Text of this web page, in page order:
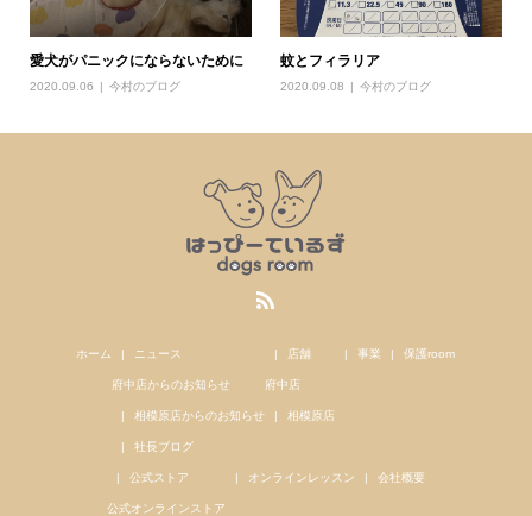
愛犬がパニックにならないために
2020.09.06 今村のブログ
蚊とフィラリア
2020.09.08 今村のブログ
ホーム ニュース
府中店からのお知らせ
相模原店からのお知らせ
社長ブログ
店舗
府中店
相模原店
事業 保護room
公式ストア
公式オンラインストア
オンラインレッスン 会社概要